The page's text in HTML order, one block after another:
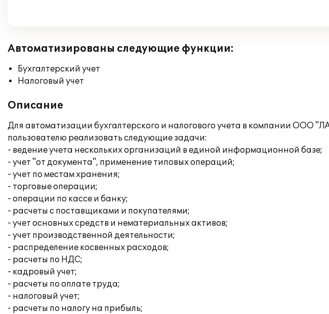
Автоматизированы следующие функции:
Бухгалтерский учет
Налоговый учет
Описание
Для автоматизации бухгалтерского и налогового учета в компании ООО
пользователю реализовать следующие задачи:
- ведение учета нескольких организаций в единой информационной базе;
- учет "от документа", применение типовых операций;
- учет по местам хранения;
- торговые операции;
- операции по кассе и банку;
- расчеты с поставщиками и покупателями;
- учет основных средств и нематериальных активов;
- учет производственной деятельности;
- распределение косвенных расходов;
- расчеты по НДС;
- кадровый учет;
- расчеты по оплате труда;
- налоговый учет;
- расчеты по налогу на прибыль;